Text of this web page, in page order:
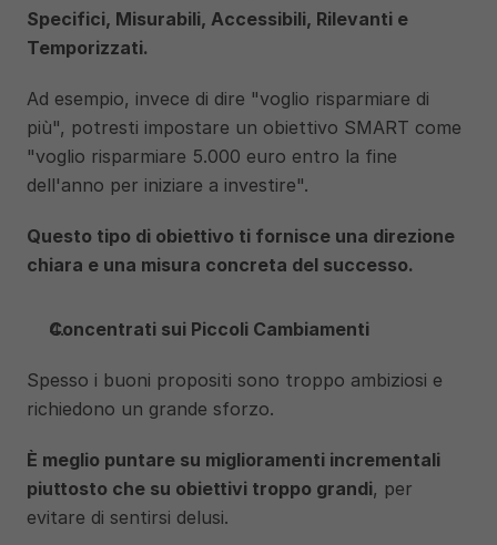
Specifici, Misurabili, Accessibili, Rilevanti e
Temporizzati.
Ad esempio, invece di dire "voglio risparmiare di
più", potresti impostare un obiettivo SMART come
"voglio risparmiare 5.000 euro entro la fine
dell'anno per iniziare a investire".
Questo tipo di obiettivo ti fornisce una direzione
chiara e una misura concreta del successo.
Concentrati sui Piccoli Cambiamenti
Spesso i buoni propositi sono troppo ambiziosi e
richiedono un grande sforzo.
È meglio puntare su miglioramenti incrementali
piuttosto che su obiettivi troppo grandi, per
evitare di sentirsi delusi.